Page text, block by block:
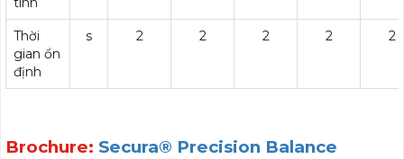
Thời
gian ổn
định
s 2 2 2 2 2
Brochure: Secura® Precision Balance